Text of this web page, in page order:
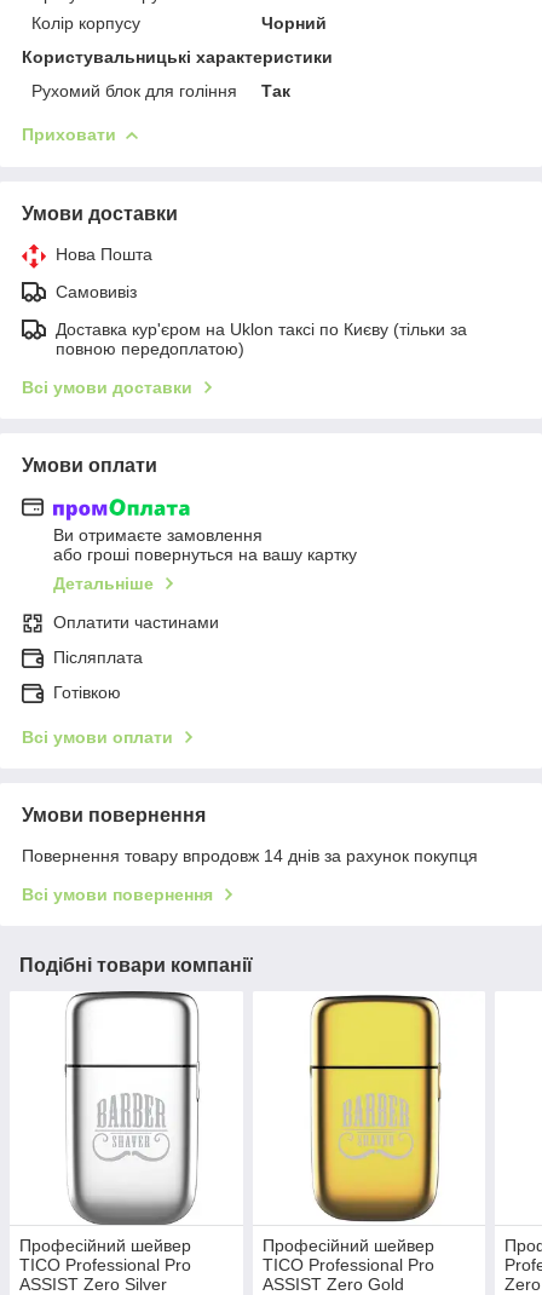
Колір корпусу
Чорний
Користувальницькі характеристики
Рухомий блок для гоління
Так
Приховати
Умови доставки
Нова Пошта
Самовивіз
Доставка кур'єром на Uklon таксі по Києву (тільки за
повною передоплатою)
Всі умови доставки
Умови оплати
Ви отримаєте замовлення
або гроші повернуться на вашу картку
Детальніше
Оплатити частинами
Післяплата
Готівкою
Всі умови оплати
Умови повернення
Повернення товару впродовж 14 днів за рахунок покупця
Всі умови повернення
Подібні товари компанії
Професійний шейвер
TICO Professional Pro
ASSIST Zero Silver
Професійний шейвер
TICO Professional Pro
ASSIST Zero Gold